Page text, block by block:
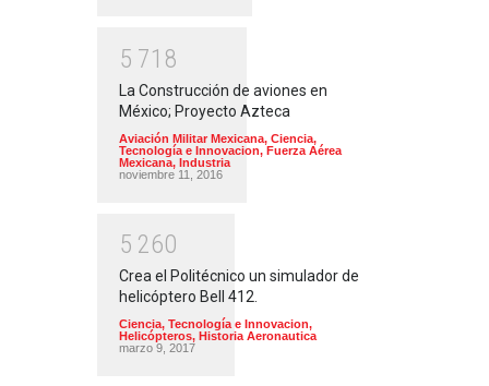
5 71 8
La Construcción de aviones en
México; Proyecto Azteca
Aviación Militar Mexicana, Ciencia,
Tecnología e Innovacion, Fuerza Aérea
Mexicana, Industria
noviembre 11, 2016
5 260
Crea el Politécnico un simulador de
helicóptero Bell 412.
Ciencia, Tecnología e Innovacion,
Helicópteros, Historia Aeronautica
marzo 9, 2017